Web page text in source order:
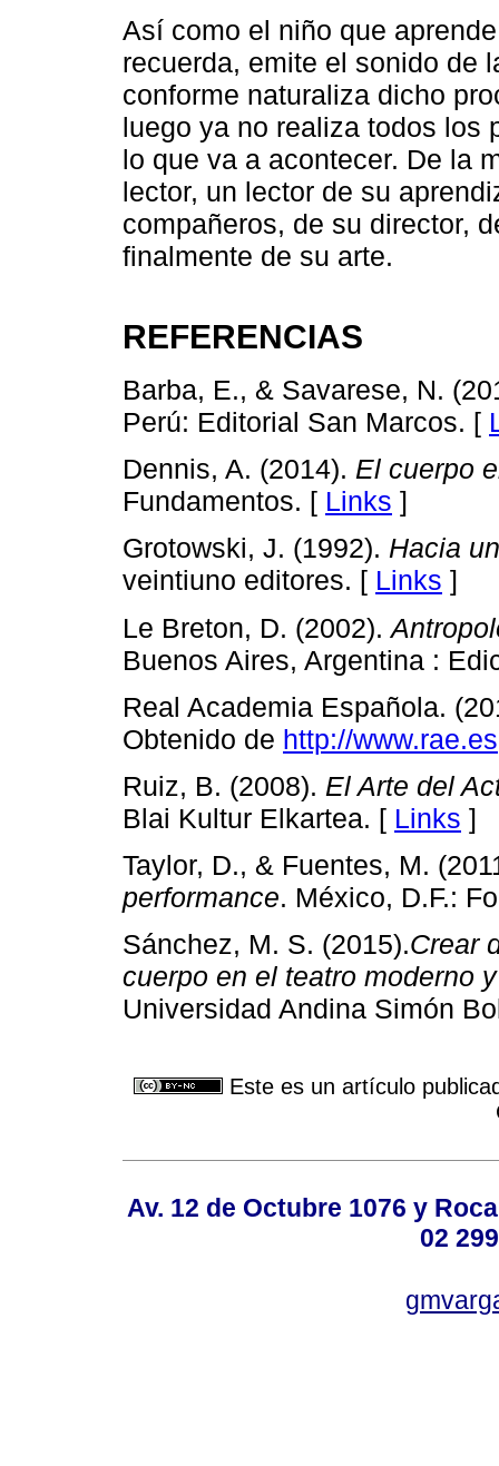
Así como el niño que
recuerda, emite el sonido de
conforme naturaliza dicho
luego ya no realiza todos los
lo que va a acontecer. De la
lector, un lector de su
compañeros, de su director,
finalmente de su arte.
REFERENCIAS
Barba, E., & Savarese, N.
Perú: Editorial San Marcos. [
Dennis, A. (2014). El cuerpo
Fundamentos. [ Links ]
Grotowski, J. (1992). Hacia
veintiuno editores. [ Links ]
Le Breton, D. (2002).
Buenos Aires, Argentina :
Real Academia Española.
Obtenido de http://www.rae.es
Ruiz, B. (2008). El Arte del
Blai Kultur Elkartea. [ Links ]
Taylor, D., & Fuentes, M.
performance. México, D.F.:
Sánchez, M. S. (2015).Crear
cuerpo en el teatro moderno
Universidad Andina Simón
Este es un artículo
Av. 12 de Octubre 1076 y
02